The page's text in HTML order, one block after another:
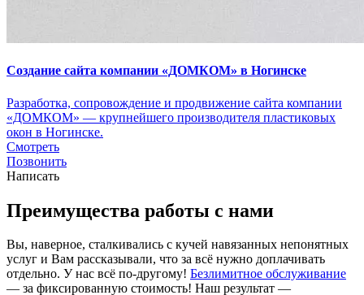
Создание сайта компании «ДОМКОМ» в Ногинске
Разработка, сопровождение и продвижение сайта компании
«ДОМКОМ» — крупнейшего производителя пластиковых
окон в Ногинске.
Смотреть
Позвонить
Написать
Преимущества работы с нами
Вы, наверное, сталкивались с кучей навязанных непонятных
услуг и Вам рассказывали, что за всё нужно доплачивать
отдельно. У нас всё по-другому! Безлимитное обслуживание
— за фиксированную стоимость! Наш результат —